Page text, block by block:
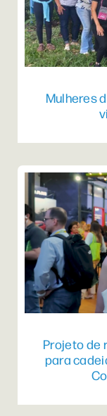
Mulheres
Projeto de
para